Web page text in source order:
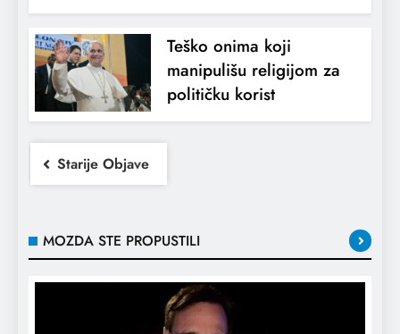
Teško onima koji
manipulišu religijom za
političku korist
Starije Objave
MOZDA STE PROPUSTILI